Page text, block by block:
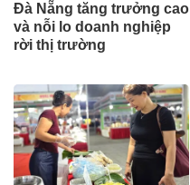
Đà Nẵng tăng trưởng cao
và nỗi lo doanh nghiệp
rời thị trường